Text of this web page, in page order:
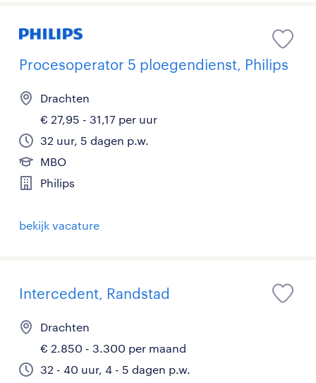
Procesoperator 5 ploegendienst, Philips
Drachten
€ 27,95 - 31,17 per uur
32 uur, 5 dagen p.w.
MBO
Philips
bekijk vacature
Intercedent, Randstad
Drachten
€ 2.850 - 3.300 per maand
32 - 40 uur, 4 - 5 dagen p.w.